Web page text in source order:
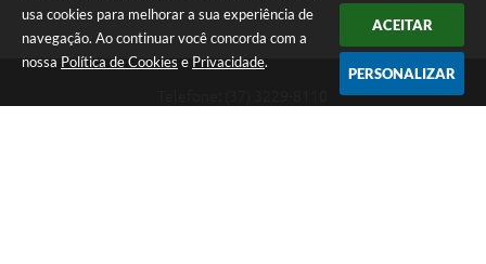
usa cookies para melhorar a sua experiência de
navegação. Ao continuar você concorda com a
nossa Política de Cookies e Privacidade.
ACEITAR
PERSONALIZAR